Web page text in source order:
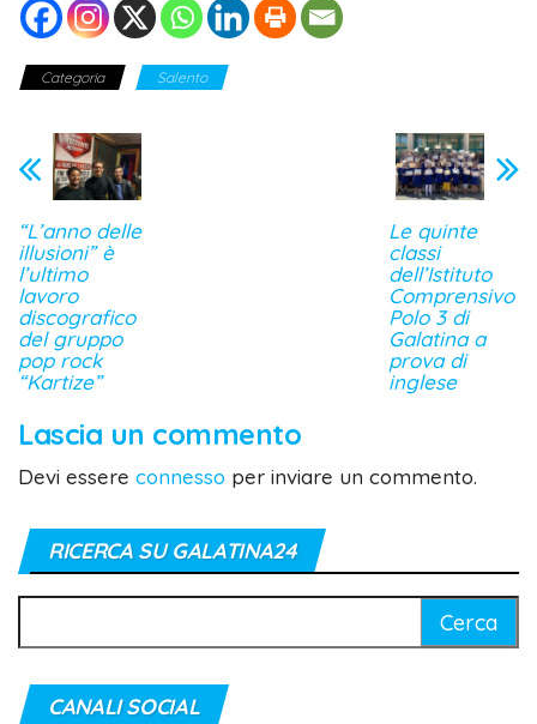
Categoria Salento
“L’anno delle
illusioni” è
l’ultimo
lavoro
discografico
del gruppo
pop rock
“Kartize”
Le quinte
classi
dell’Istituto
Comprensivo
Polo 3 di
Galatina a
prova di
inglese
Lascia un commento
Devi essere connesso per inviare un commento.
RICERCA SU GALATINA24
per:
CANALI SOCIAL